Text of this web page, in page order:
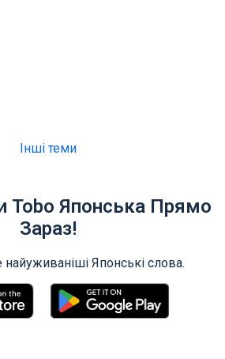
Інші теми
Tobo Японська Прямо
Зараз!
найуживаніші Японські слова.